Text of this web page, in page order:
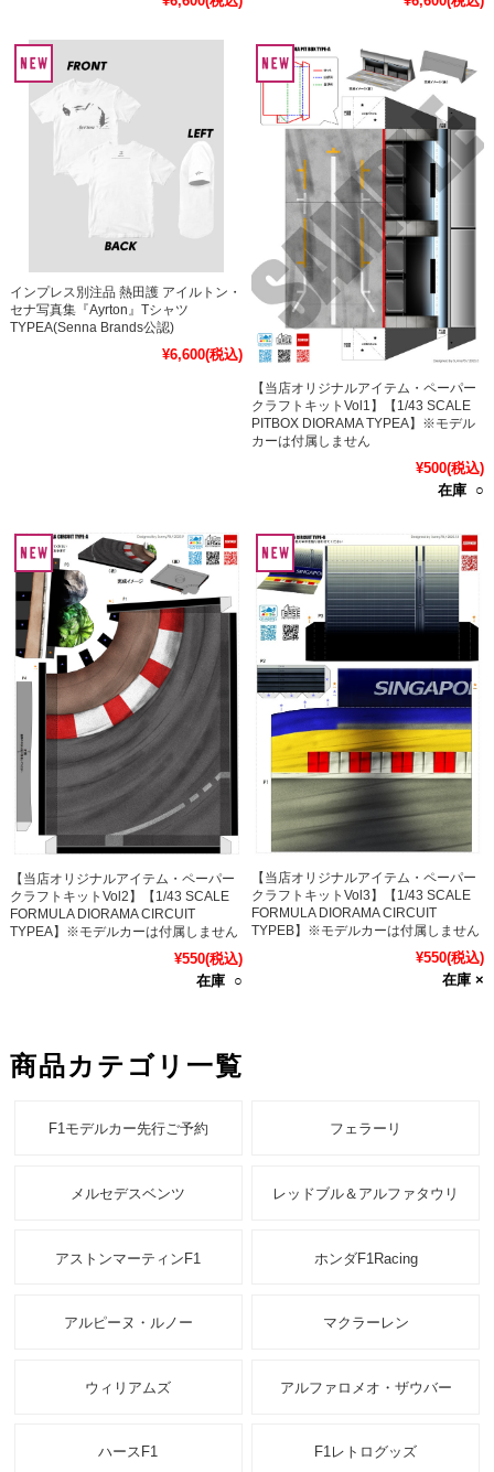
インプレス別注品 熱田護 アイルトン・
セナ写真集『Ayrton』Tシャツ
TYPEA(Senna Brands公認)
¥6,600(税込)
【当店オリジナルアイテム・ペーパー
クラフトキットVol1】【1/43 SCALE
PITBOX DIORAMA TYPEA】※モデル
カーは付属しません
¥500(税込)
在庫 ○
【当店オリジナルアイテム・ペーパー
クラフトキットVol2】【1/43 SCALE
FORMULA DIORAMA CIRCUIT
TYPEA】※モデルカーは付属しません
¥550(税込)
在庫 ○
【当店オリジナルアイテム・ペーパー
クラフトキットVol3】【1/43 SCALE
FORMULA DIORAMA CIRCUIT
TYPEB】※モデルカーは付属しません
¥550(税込)
在庫 ×
商品カテゴリ一覧
F1モデルカー先行ご予約 フェラーリ
メルセデスベンツ レッドブル＆アルファタウリ
アストンマーティンF1 ホンダF1Racing
アルピーヌ・ルノー マクラーレン
ウィリアムズ アルファロメオ・ザウバー
ハースF1 F1レトログッズ